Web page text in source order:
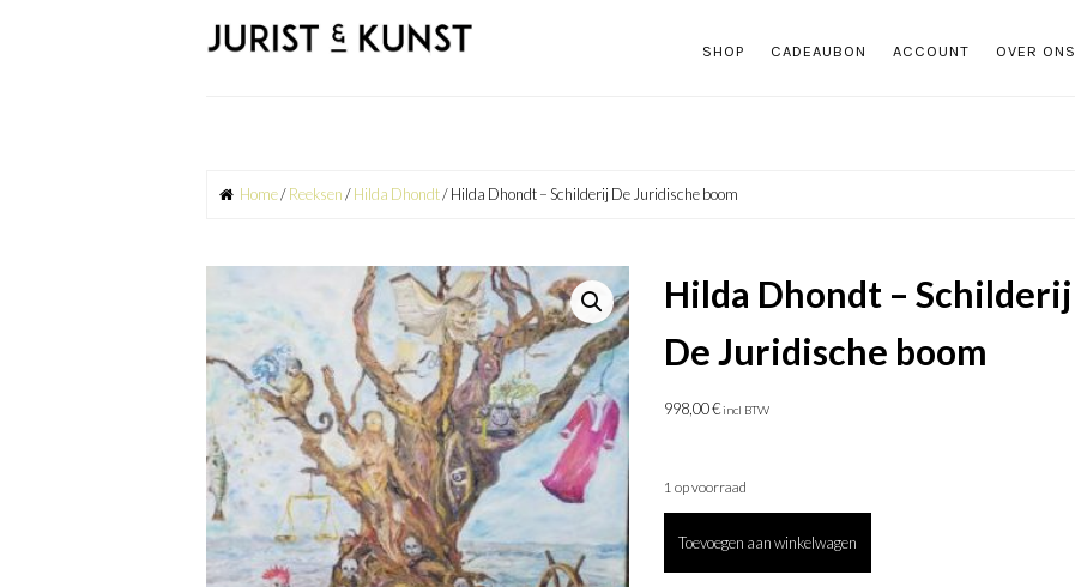
SHOP CADEAUBON ACCOUNT OVER ONS
Home/Reeksen/Hilda Dhondt/ Hilda Dhondt – Schilderij De Juridische boom
Hilda Dhondt – Schilderij
De Juridische boom
998,00€incl BTW
1 op voorraad
Dhondt
-
Toevoegen aan winkelwagen